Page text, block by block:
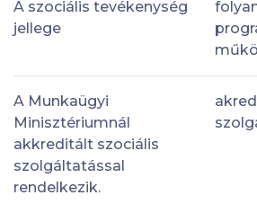
A szociális tevékenység
jellege
A Munkaügyi
Minisztériumnál
akkreditált szociális
szolgáltatással
rendelkezik.